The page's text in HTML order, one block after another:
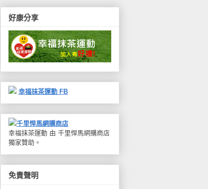
好康分享
幸福抹茶運動 FB
千里悍馬網購商店
幸福抹茶運動 由 千里悍馬網購商店
獨家贊助。
免責聲明